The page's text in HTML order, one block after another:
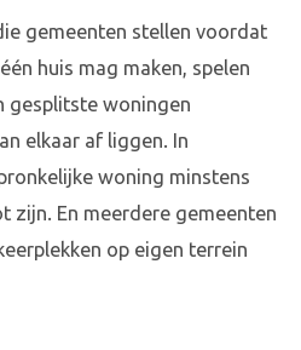
gemeenten stellen voordat
huis mag maken, spelen
gesplitste woningen
elkaar af liggen. In
woning minstens
zijn. En meerdere gemeenten
op eigen terrein